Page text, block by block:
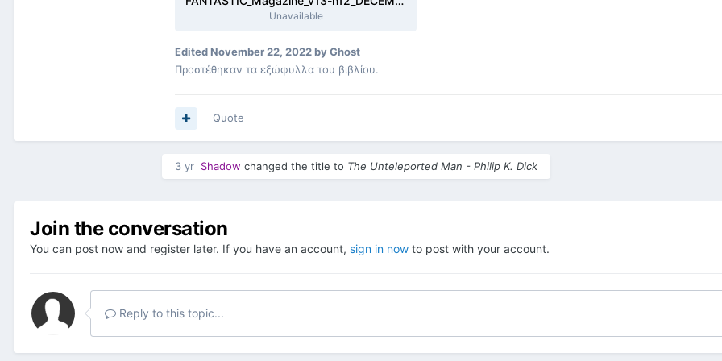
Unavailable
EditedNovember 22, 2022by Ghost
Προστέθηκαν τα εξώφυλλα του βιβλίου.
Quote
3 yr Shadow changed the title to The Unteleported Man - Philip K. Dick
Join the conversation
You can post now and register later. If you have an account, sign in now to post with your account.
Reply to this topic...